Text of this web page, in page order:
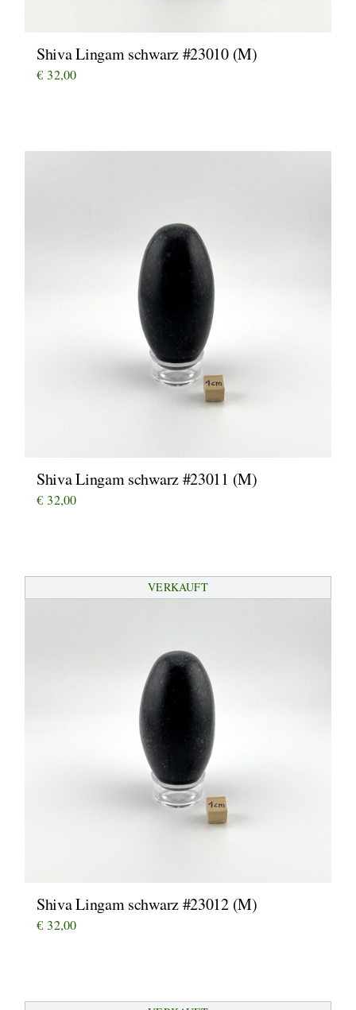
Shiva Lingam schwarz #23010 (M)
€ 32,00
Shiva Lingam schwarz #23011 (M)
€ 32,00
VERKAUFT
Shiva Lingam schwarz #23012 (M)
€ 32,00